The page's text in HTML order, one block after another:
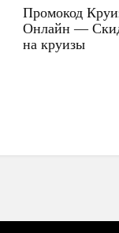
Промокод
Онлайн —
на круизы